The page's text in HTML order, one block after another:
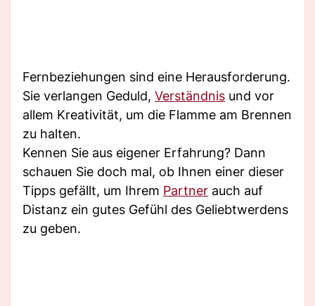
Fernbeziehungen sind eine Herausforderung.
Sie verlangen Geduld, Verständnis und vor
allem Kreativität, um die Flamme am Brennen
zu halten.
Kennen Sie aus eigener Erfahrung? Dann
schauen Sie doch mal, ob Ihnen einer dieser
Tipps gefällt, um Ihrem Partner auch auf
Distanz ein gutes Gefühl des Geliebtwerdens
zu geben.